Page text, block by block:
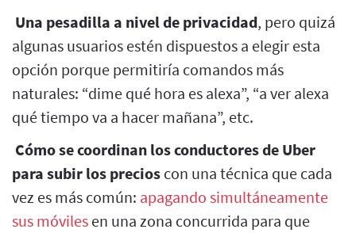
Una pesadilla a nivel de privacidad, pero quizá
algunas usuarios estén dispuestos a elegir esta
opción porque permitiría comandos más
naturales: “dime qué hora es alexa”, “a ver alexa
qué tiempo va a hacer mañana”, etc.
Cómo se coordinan los conductores de Uber
para subir los precios con una técnica que cada
vez es más común: apagando simultáneamente
sus móviles en una zona concurrida para que